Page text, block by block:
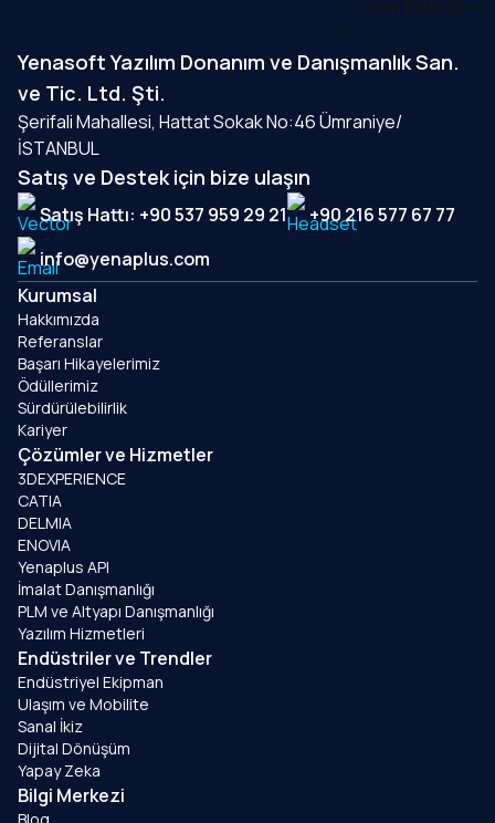
Yenasoft Yazılım Donanım ve Danışmanlık San.
ve Tic. Ltd. Şti.
Şerifali Mahallesi, Hattat Sokak No:46 Ümraniye/
İSTANBUL
Satış ve Destek için bize ulaşın
Satış Hattı: +90 537 959 29 21
+90 216 577 67 77
info@yenaplus.com
Kurumsal
Hakkımızda
Referanslar
Başarı Hikayelerimiz
Ödüllerimiz
Sürdürülebilirlik
Kariyer
Çözümler ve Hizmetler
3DEXPERIENCE
CATIA
DELMIA
ENOVIA
Yenaplus API
İmalat Danışmanlığı
PLM ve Altyapı Danışmanlığı
Yazılım Hizmetleri
Endüstriler ve Trendler
Endüstriyel Ekipman
Ulaşım ve Mobilite
Sanal İkiz
Dijital Dönüşüm
Yapay Zeka
Bilgi Merkezi